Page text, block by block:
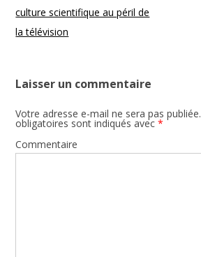
culture scientifique au péril de
la télévision
Laisser un commentaire
Votre adresse e-mail ne sera pas publiée.
obligatoires sont indiqués avec*
Commentaire